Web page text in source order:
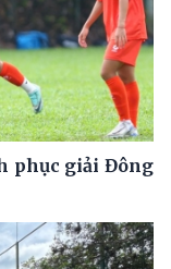
phục giải Đông